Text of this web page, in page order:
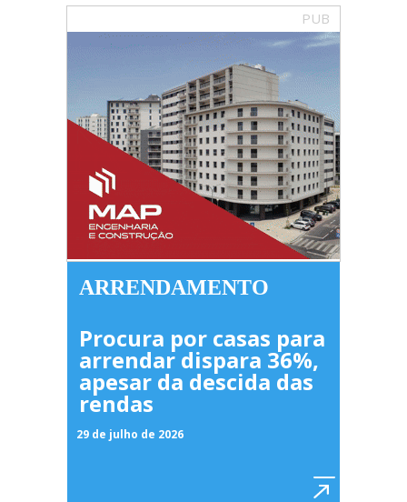
PUB
ARRENDAMENTO
Procura por casas para
arrendar dispara 36%,
apesar da descida das
rendas
29 de julho de 2026